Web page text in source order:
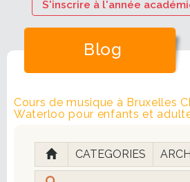
S'inscrire à l'année
Blog
Cours de musique à Bruxelles
Waterloo pour enfants et
CATEGORIES